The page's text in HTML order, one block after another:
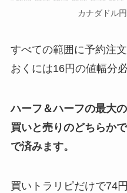
カナダドル
すべての範囲に予約注
おくには16円の値幅分
ハーフ＆ハーフの最大
買いと売りのどちらか
で済みます。
買いトラリピだけで74